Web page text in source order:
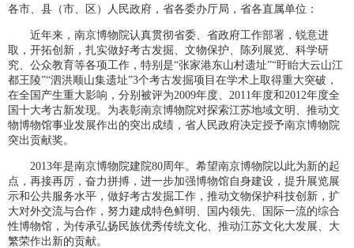
各市、县（市、区）人民政府，省各委办厅局，省各直属单位：
近年来，南京博物院认真贯彻省委、省政府工作部署，锐意进
取，开拓创新，扎实做好考古发掘、文物保护、陈列展览、科学研
究、公众教育等各项工作，特别是“张家港东山村遗址”“盱眙大云山江
都王陵”“泗洪顺山集遗址”3个考古发掘项目在学术上取得重大突破，
在全国产生重大影响，分别被评为2009年度、2011年度和2012年度全
国十大考古新发现。为表彰南京博物院对探索江苏地域文明、推动文
物博物馆事业发展作出的突出成绩，省人民政府决定授予南京博物院
突出贡献奖。
2013年是南京博物院建院80周年。希望南京博物院以此为新的起
点，再接再厉，奋力拼搏，进一步加强博物馆自身建设，提升展览展
示和公共服务水平，做好考古发掘工作，推动文物保护科技创新，扩
大对外交流与合作，努力建成特色鲜明、国内领先、国际一流的综合
性博物馆，为传承弘扬民族优秀传统文化、推动江苏文化大发展、大
繁荣作出新的贡献。